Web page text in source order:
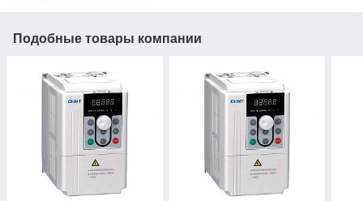
Подобные товары компании